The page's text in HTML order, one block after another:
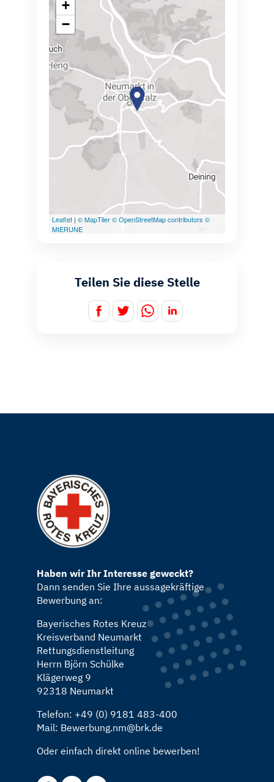
Teilen Sie diese Stelle
Haben wir Ihr Interesse geweckt?
Dann senden Sie Ihre aussagekräftige
Bewerbung an:
Bayerisches Rotes Kreuz
Kreisverband Neumarkt
Rettungsdienstleitung
Herrn Björn Schülke
Klägerweg 9
92318 Neumarkt
Telefon: +49 (0) 9181 483-400
Mail: Bewerbung.nm@brk.de
Oder einfach direkt online bewerben!